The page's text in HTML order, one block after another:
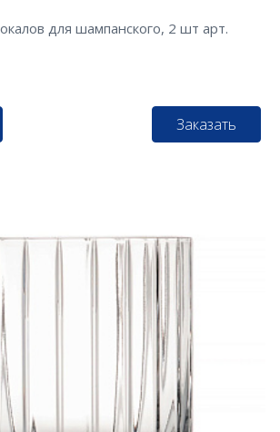
для шампанского, 2 шт арт.
Заказать